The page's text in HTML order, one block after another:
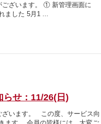
ございます。 ① 新管理画面に
ました 5月1 ...
らせ：11/26(日)
ざいます。 この度、サービス向